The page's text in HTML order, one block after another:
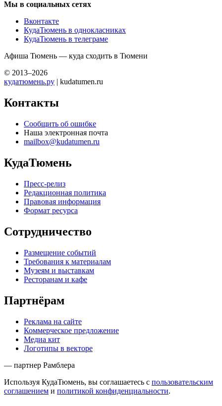
Мы в социальных сетях
Вконтакте
КудаТюмень в однокласниках
КудаТюмень в телеграме
Афиша Тюмень — куда сходить в Тюмени
© 2013–2026
кудатюмень.ру | kudatumen.ru
Контакты
Сообщить об ошибке
Наша электронная почта
mailbox@kudatumen.ru
КудаТюмень
Пресс-релиз
Редакционная политика
Правовая информация
Формат ресурса
Сотрудничество
Размещение событий
Требования к материалам
Музеям и выставкам
Ресторанам и кафе
Партнёрам
Реклама на сайте
Коммерческое предложение
Медиа кит
Логотипы в векторе
— партнер Рамблера
Используя КудаТюмень, вы соглашаетесь с пользовательским
соглашением и политикой конфиденциальности.